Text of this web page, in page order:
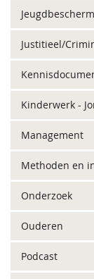
Justitieel/
Kinderwerk -
Management
Methoden en
Onderzoek
Ouderen
Podcast